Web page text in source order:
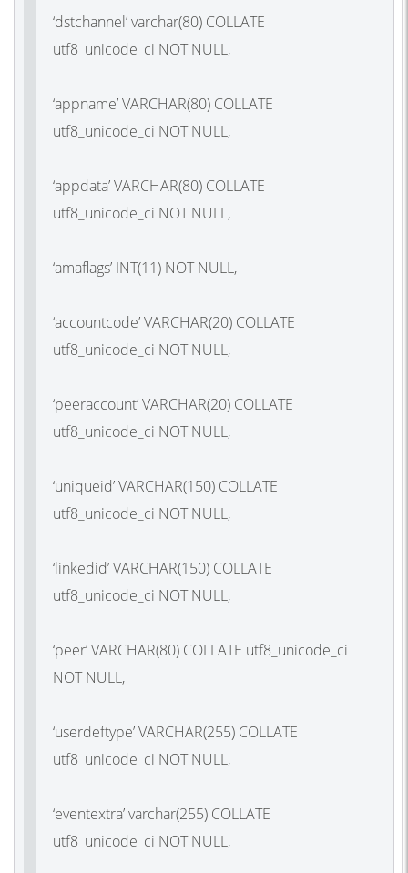
‘dstchannel’ varchar(80) COLLATE
utf8_unicode_ci NOT NULL,
‘appname’ VARCHAR(80) COLLATE
utf8_unicode_ci NOT NULL,
‘appdata’ VARCHAR(80) COLLATE
utf8_unicode_ci NOT NULL,
‘amaflags’ INT(11) NOT NULL,
‘accountcode’ VARCHAR(20) COLLATE
utf8_unicode_ci NOT NULL,
‘peeraccount’ VARCHAR(20) COLLATE
utf8_unicode_ci NOT NULL,
‘uniqueid’ VARCHAR(150) COLLATE
utf8_unicode_ci NOT NULL,
‘linkedid’ VARCHAR(150) COLLATE
utf8_unicode_ci NOT NULL,
‘peer’ VARCHAR(80) COLLATE utf8_unicode_ci
NOT NULL,
‘userdeftype’ VARCHAR(255) COLLATE
utf8_unicode_ci NOT NULL,
‘eventextra’ varchar(255) COLLATE
utf8_unicode_ci NOT NULL,